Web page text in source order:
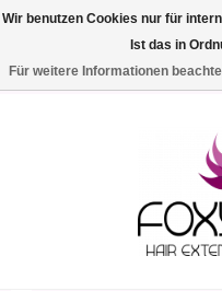
Wir benutzen Cookies nur für
Ist das in
Für weitere Informationen